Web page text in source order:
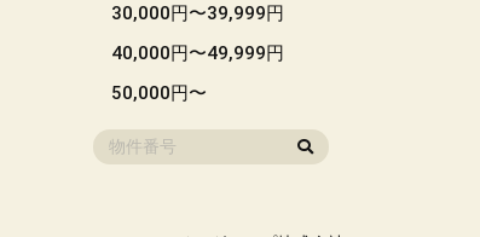
30,000円〜39,999円
40,000円〜49,999円
50,000円〜